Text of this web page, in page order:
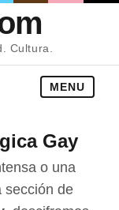
Cultura.
MENU
Gay
o una
sección de